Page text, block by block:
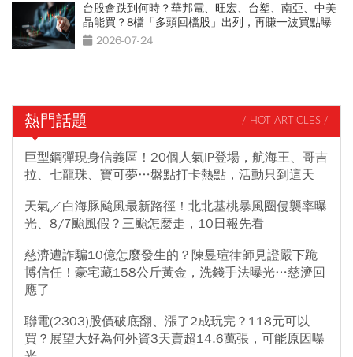
台股會跌到何時？華邦電、旺宏、台塑、南亞、中美
晶能買？8檔「多頭回檔股」出列，再賺一波買點曝
光 2026-07-24
熱門話題 / HOT ARTICLES /
巨型鋼彈現身信義區！20個人氣IP登場，航海王、哥吉
拉、七龍珠、寶可夢…盤點打卡熱點，活動只到這天
天氣／白海豚颱風最新路徑！北北基桃暴風圈侵襲率曝
光、8/7颱風假？三颱怎麼走，10日報先看
慈濟遭詐騙10億怎麼發生的？陳昱瑄律師見證嚴下跪
博信任！豪宅藏158公斤黃金，洗錢手法曝光…慈濟回
應了
聯電(2303)股價破底翻、漲了2成玩完？118元可以
買？展望大好為何外資3天賣超14.6萬張，可能原因曝